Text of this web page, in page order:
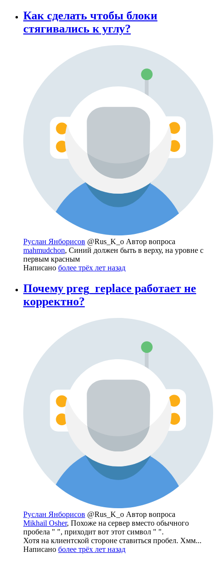
Как сделать чтобы блоки
стягивались к углу?
Руслан Янборисов @Rus_K_o Автор вопроса
mahmudchon, Синий должен быть в верху, на уровне с
первым красным
Написано более трёх лет назад
Почему preg_replace работает не
корректно?
Руслан Янборисов @Rus_K_o Автор вопроса
Mikhail Osher, Похоже на сервер вместо обычного
пробела " ", приходит вот этот символ " ".
Хотя на клиентской стороне ставиться пробел. Хмм...
Написано более трёх лет назад